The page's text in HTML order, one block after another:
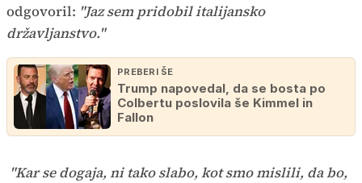
odgovoril: "Jaz sem pridobil italijansko
državljanstvo."
PREBERI ŠE
Trump napovedal, da se bosta po
Colbertu poslovila še Kimmel in
Fallon
"Kar se dogaja, ni tako slabo, kot smo mislili, da bo,